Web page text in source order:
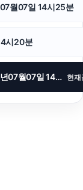
월07일 14시25분
시20분
대전이혼전문변호사 사전 점검 안내 2026년07월07일 14시13분 현재